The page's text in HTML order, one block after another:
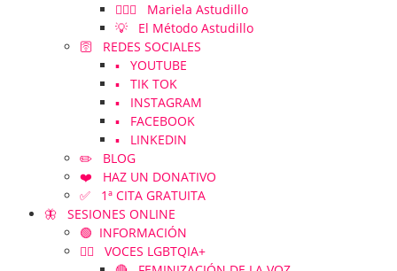
👱🏻‍♀️ Mariela Astudillo
💡 El Método Astudillo
🛜 REDES SOCIALES
▪️ YOUTUBE
▪️ TIK TOK
▪️ INSTAGRAM
▪️ FACEBOOK
▪️ LINKEDIN
✏️ BLOG
❤️ HAZ UN DONATIVO
✅ 1ª CITA GRATUITA
🦋 SESIONES ONLINE
🟢 INFORMACIÓN
🏳️‍🌈 VOCES LGBTQIA+